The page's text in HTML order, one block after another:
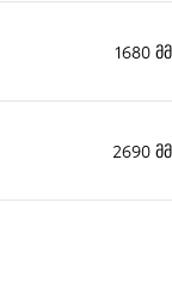
1680 მმ
2690 მმ